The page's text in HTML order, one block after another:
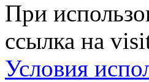
При
ссылка на
Условия